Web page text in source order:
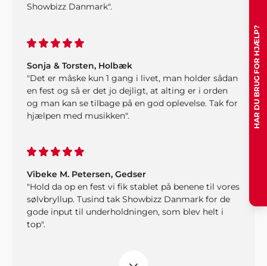
Showbizz Danmark".
Sonja & Torsten, Holbæk
"Det er måske kun 1 gang i livet, man holder sådan
en fest og så er det jo dejligt, at alting er i orden
og man kan se tilbage på en god oplevelse. Tak for
hjælpen med musikken".
Vibeke M. Petersen, Gedser
"Hold da op en fest vi fik stablet på benene til vores
sølvbryllup. Tusind tak Showbizz Danmark for de
gode input til underholdningen, som blev helt i
top".
HAR DU BRUG FOR HJÆLP?